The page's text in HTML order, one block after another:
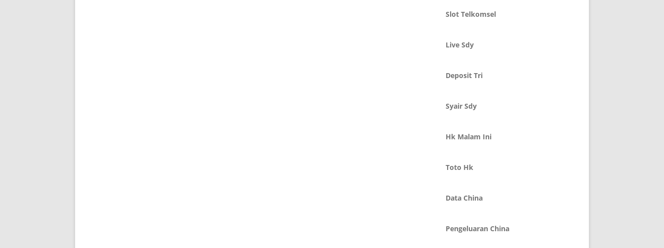
Slot Telkomsel
Live Sdy
Deposit Tri
Syair Sdy
Hk Malam Ini
Toto Hk
Data China
Pengeluaran China